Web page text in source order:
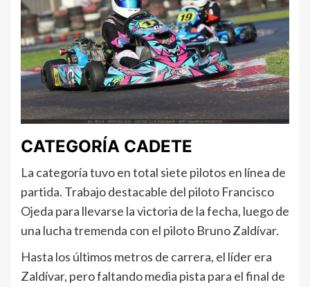
CATEGORÍA CADETE
La categoría tuvo en total siete pilotos en línea de
partida. Trabajo destacable del piloto Francisco
Ojeda para llevarse la victoria de la fecha, luego de
una lucha tremenda con el piloto Bruno Zaldívar.
Hasta los últimos metros de carrera, el líder era
Zaldívar, pero faltando media pista para el final de